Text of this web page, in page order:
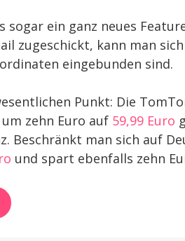
sogar ein ganz neues
zugeschickt, kann man
eingebunden sind.
Punkt: Die
zehn Euro auf 59,99 Euro
Beschränkt man sich auf
und spart ebenfalls zehn